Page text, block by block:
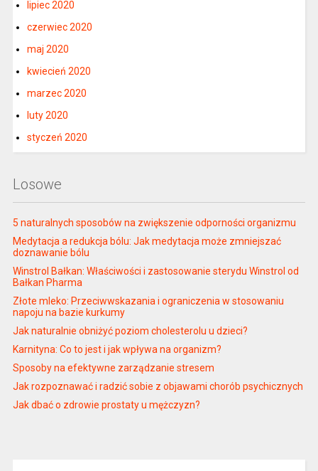
lipiec 2020
czerwiec 2020
maj 2020
kwiecień 2020
marzec 2020
luty 2020
styczeń 2020
Losowe
5 naturalnych sposobów na zwiększenie odporności organizmu
Medytacja a redukcja bólu: Jak medytacja może zmniejszać
doznawanie bólu
Winstrol Bałkan: Właściwości i zastosowanie sterydu Winstrol od
Bałkan Pharma
Złote mleko: Przeciwwskazania i ograniczenia w stosowaniu
napoju na bazie kurkumy
Jak naturalnie obniżyć poziom cholesterolu u dzieci?
Karnityna: Co to jest i jak wpływa na organizm?
Sposoby na efektywne zarządzanie stresem
Jak rozpoznawać i radzić sobie z objawami chorób psychicznych
Jak dbać o zdrowie prostaty u mężczyzn?